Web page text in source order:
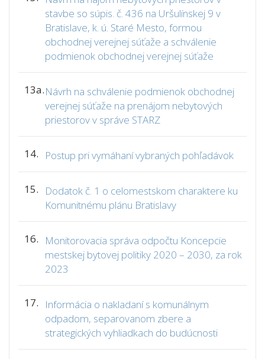
stavbe so súpis. č. 436 na Uršulínskej 9 v
Bratislave, k. ú. Staré Mesto, formou
obchodnej verejnej súťaže a schválenie
podmienok obchodnej verejnej súťaže
13a.Návrh na schválenie podmienok obchodnej
verejnej súťaže na prenájom nebytových
priestorov v správe STARZ
14. Postup pri vymáhaní vybraných pohľadávok
15.
Dodatok č. 1 o celomestskom charaktere ku
Komunitnému plánu Bratislavy
16.
Monitorovacia správa odpočtu Koncepcie
mestskej bytovej politiky 2020 – 2030, za rok
2023
17.
Informácia o nakladaní s komunálnym
odpadom, separovanom zbere a
strategických vyhliadkach do budúcnosti